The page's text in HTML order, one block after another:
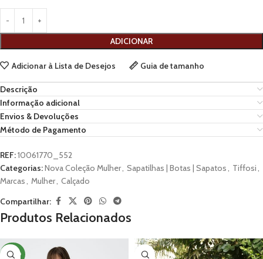
ADICIONAR
Adicionar à Lista de Desejos Guia de tamanho
Descrição
Informação adicional
Envios & Devoluções
Método de Pagamento
REF:10061770_552
Categorias:Nova Coleção Mulher, Sapatilhas | Botas | Sapatos, Tiffosi,
Marcas, Mulher, Calçado
Compartilhar:
Produtos Relacionados
NOVO